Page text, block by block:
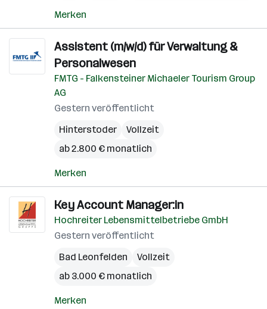
Merken
Assistent (m/w/d) für Verwaltung &
Personalwesen
FMTG - Falkensteiner Michaeler Tourism Group
AG
Gestern veröffentlicht
Hinterstoder
Vollzeit
ab 2.800 € monatlich
Merken
Key Account Manager:in
Hochreiter Lebensmittelbetriebe GmbH
Gestern veröffentlicht
Bad Leonfelden
Vollzeit
ab 3.000 € monatlich
Merken